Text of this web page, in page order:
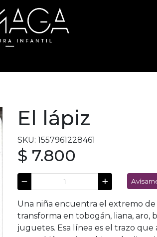
El lápiz
SKU: 1557961228461
$ 7.800
Una niña encuentra el extremo de
transforma en tobogán, liana,
juguetes. Esa línea es el trazo